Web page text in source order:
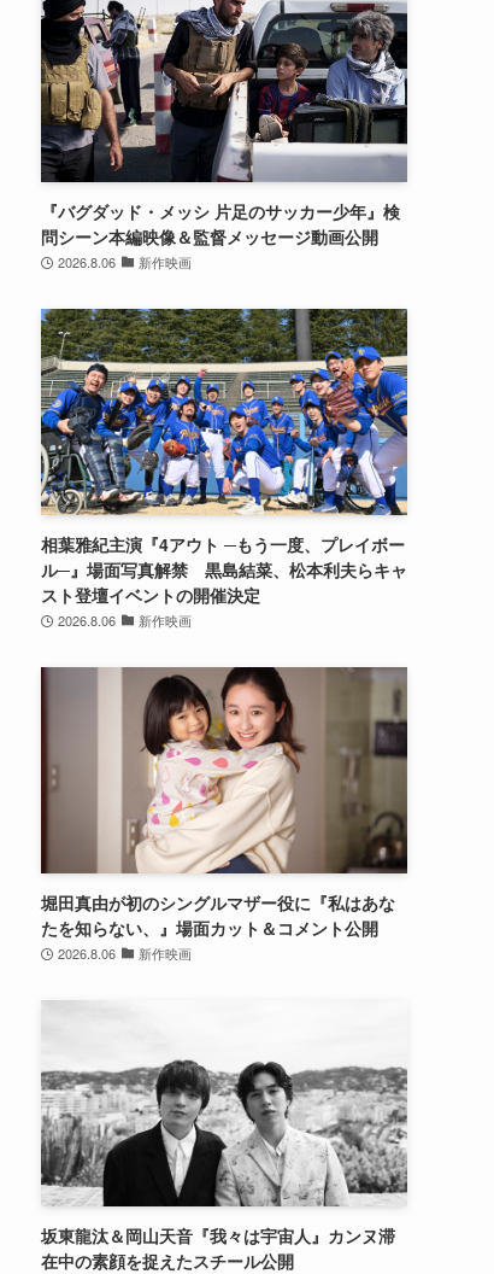
『バグダッド・メッシ 片足のサッカー少年』検
問シーン本編映像＆監督メッセージ動画公開
2026.8.06 新作映画
相葉雅紀主演『4アウト ─もう一度、プレイボー
ル─』場面写真解禁 黒島結菜、松本利夫らキャ
スト登壇イベントの開催決定
2026.8.06 新作映画
堀田真由が初のシングルマザー役に『私はあな
たを知らない、』場面カット＆コメント公開
2026.8.06 新作映画
坂東龍汰＆岡山天音『我々は宇宙人』カンヌ滞
在中の素顔を捉えたスチール公開